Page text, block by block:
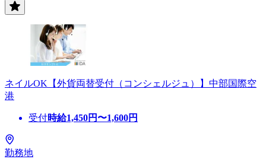
ネイルOK【外貨両替受付（コンシェルジュ）】中部国際空
港
受付時給1,450円〜1,600円
勤務地